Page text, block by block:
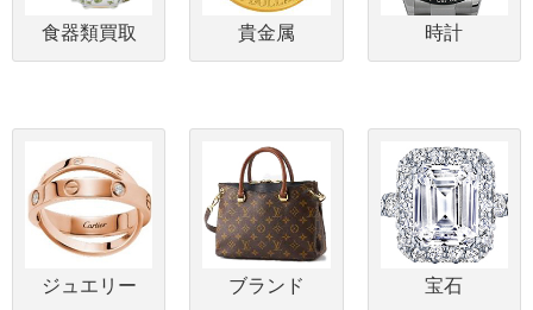
食器類買取 貴金属 時計
ジュエリー ブランド 宝石